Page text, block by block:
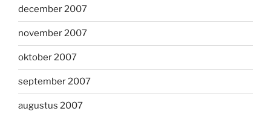
december 2007
november 2007
oktober 2007
september 2007
augustus 2007